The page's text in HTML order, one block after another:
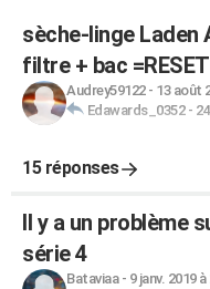
sèche-linge Laden
filtre + bac
Audrey59122- 13 août
Edawards_0352-
15 réponses
Il y a un problème
série 4
Bataviaa- 9 janv. 2019 à